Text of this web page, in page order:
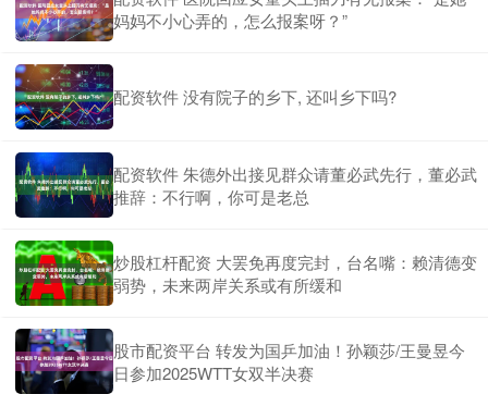
妈妈不小心弄的，怎么报案呀？”
配资软件 没有院子的乡下, 还叫乡下吗?
配资软件 朱德外出接见群众请董必武先行，董必武
推辞：不行啊，你可是老总
炒股杠杆配资 大罢免再度完封，台名嘴：赖清德变
弱势，未来两岸关系或有所缓和
股市配资平台 转发为国乒加油！孙颖莎/王曼昱今
日参加2025WTT女双半决赛